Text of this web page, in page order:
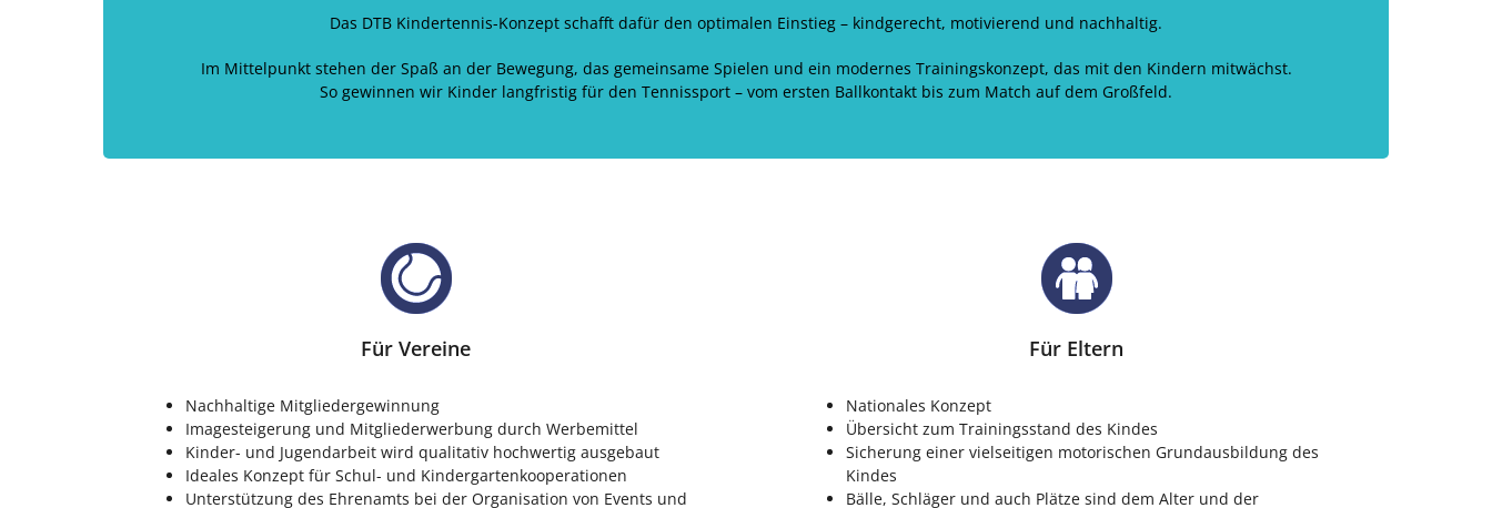
Das DTB Kindertennis-Konzept schafft dafür den optimalen Einstieg – kindgerecht, motivierend und nachhaltig.
Im Mittelpunkt stehen der Spaß an der Bewegung, das gemeinsame Spielen und ein modernes Trainingskonzept, das mit den Kindern mitwächst.
So gewinnen wir Kinder langfristig für den Tennissport – vom ersten Ballkontakt bis zum Match auf dem Großfeld.
Für Vereine
Nachhaltige Mitgliedergewinnung
Imagesteigerung und Mitgliederwerbung durch Werbemittel
Kinder- und Jugendarbeit wird qualitativ hochwertig ausgebaut
Ideales Konzept für Schul- und Kindergartenkooperationen
Unterstützung des Ehrenamts bei der Organisation von Events und
Für Eltern
Nationales Konzept
Übersicht zum Trainingsstand des Kindes
Sicherung einer vielseitigen motorischen Grundausbildung des
Kindes
Bälle, Schläger und auch Plätze sind dem Alter und der